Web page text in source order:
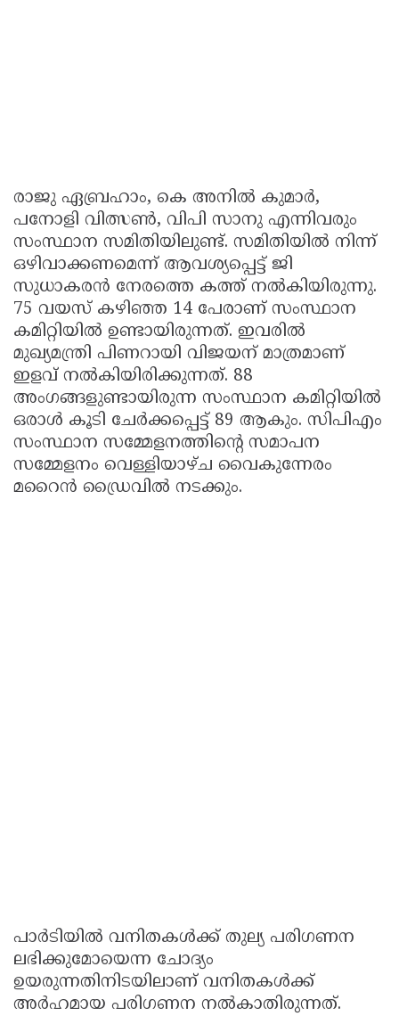
രാജു ഏബ്രഹാം, കെ അനില്‍ കുമാര്‍,
പനോളി വിത്സണ്‍, വിപി സാനു എന്നിവരും
സംസ്ഥാന സമിതിയിലുണ്ട്. സമിതിയില്‍ നിന്ന്
ഒഴിവാക്കണമെന്ന് ആവശ്യപ്പെട്ട് ജി
സുധാകരന്‍ നേരത്തെ കത്ത് നല്‍കിയിരുന്നു.
75 വയസ് കഴിഞ്ഞ 14 പേരാണ് സംസ്ഥാന
കമിറ്റിയില്‍ ഉണ്ടായിരുന്നത്. ഇവരില്‍
മുഖ്യമന്ത്രി പിണറായി വിജയന് മാത്രമാണ്
ഇളവ് നല്‍കിയിരിക്കുന്നത്. 88
അംഗങ്ങളുണ്ടായിരുന്ന സംസ്ഥാന കമിറ്റിയില്‍
ഒരാള്‍ കൂടി ചേര്‍ക്കപ്പെട്ട് 89 ആകും. സിപിഎം
സംസ്ഥാന സമ്മേളനത്തിന്റെ സമാപന
സമ്മേളനം വെള്ളിയാഴ്ച വൈകുന്നേരം
മറൈന്‍ ഡ്രൈവില്‍ നടക്കും.
പാര്‍ടിയില്‍ വനിതകള്‍ക്ക് തുല്യ പരിഗണന
ലഭിക്കുമോയെന്ന ചോദ്യം
ഉയരുന്നതിനിടയിലാണ് വനിതകള്‍ക്ക്
അര്‍ഹമായ പരിഗണന നല്‍കാതിരുന്നത്.